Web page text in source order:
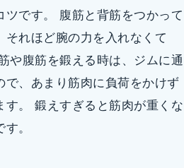
です。 腹筋と背筋をつかって
れほど腕の力を入れなくて
や腹筋を鍛える時は、ジムに通
で、あまり筋肉に負荷をかけず
。 鍛えすぎると筋肉が重くな
。